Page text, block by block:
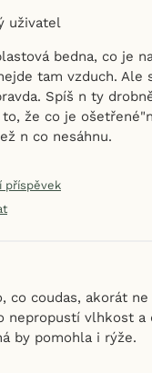
uživatel
bedna, co je
tam vzduch. Ale
Spíš n ty
že co je
n co nesáhnu.
příspěvek
co coudas, akorát ne
nepropustí vlhkost
by pomohla i rýže.